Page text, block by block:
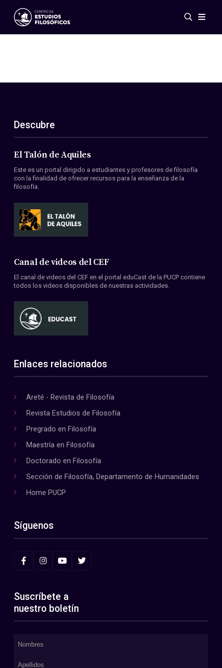
Eventos
ES
EN
Acerca de nosotros
Miembros
Convenios
Descubre
El Talón de Aquiles
Este es un portal dirigido a estudiantes y profesores de filosofía
con la finalidad de ofrecer recursos para la enseñanza de la
filosofía.
Canal de videos del CEF
El canal de videos del CEF en el portal eduCast de la PUCP contiene
todos los videos disponibles de nuestras actividades.
Enlaces relacionados
Areté - Revista de Filosofía
Revista Estudios de Filosofía
Pregrado en Filosofía
Maestría en Filosofía
Doctorado en Filosofía
Sección de Filosofía, Departamento de Humanidades
Home PUCP
Síguenos
Suscríbete a
nuestro boletín